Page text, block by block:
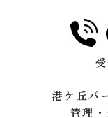
港ケ丘パ
管理